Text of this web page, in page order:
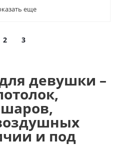
еще
2 3
девушки –
и под